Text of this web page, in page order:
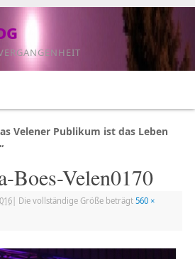
Velener Publikum ist das Leben
Boes-Velen0170
| Die vollständige Größe beträgt 560 ×